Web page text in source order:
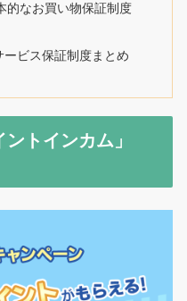
的なお買い物保証制度
ビス保証制度まとめ
トインカム」